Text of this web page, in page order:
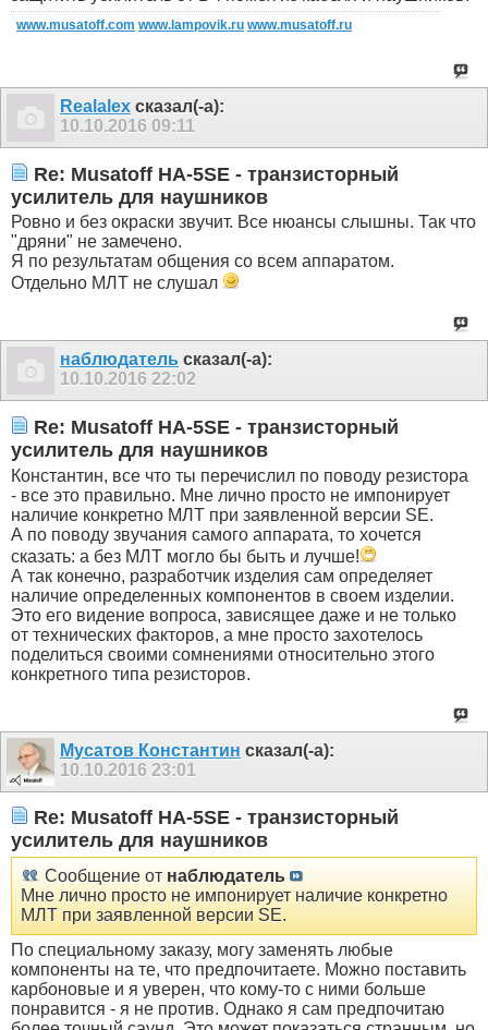
www.musatoff.com www.lampovik.ru www.musatoff.ru
Realalex сказал(-а):
10.10.2016 09:11
Re: Musatoff HA-5SE - транзисторный
усилитель для наушников
Ровно и без окраски звучит. Все нюансы слышны. Так что
"дряни" не замечено.
Я по результатам общения со всем аппаратом.
Отдельно МЛТ не слушал
наблюдатель сказал(-а):
10.10.2016 22:02
Re: Musatoff HA-5SE - транзисторный
усилитель для наушников
Константин, все что ты перечислил по поводу резистора
- все это правильно. Мне лично просто не импонирует
наличие конкретно МЛТ при заявленной версии SE.
А по поводу звучания самого аппарата, то хочется
сказать: а без МЛТ могло бы быть и лучше!
А так конечно, разработчик изделия сам определяет
наличие определенных компонентов в своем изделии.
Это его видение вопроса, зависящее даже и не только
от технических факторов, а мне просто захотелось
поделиться своими сомнениями относительно этого
конкретного типа резисторов.
Мусатов Константин сказал(-а):
10.10.2016 23:01
Re: Musatoff HA-5SE - транзисторный
усилитель для наушников
Сообщение от наблюдатель
Мне лично просто не импонирует наличие конкретно
МЛТ при заявленной версии SE.
По специальному заказу, могу заменять любые
компоненты на те, что предпочитаете. Можно поставить
карбоновые и я уверен, что кому-то с ними больше
понравится - я не против. Однако я сам предпочитаю